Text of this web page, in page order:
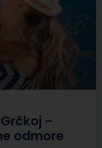
–
odmore